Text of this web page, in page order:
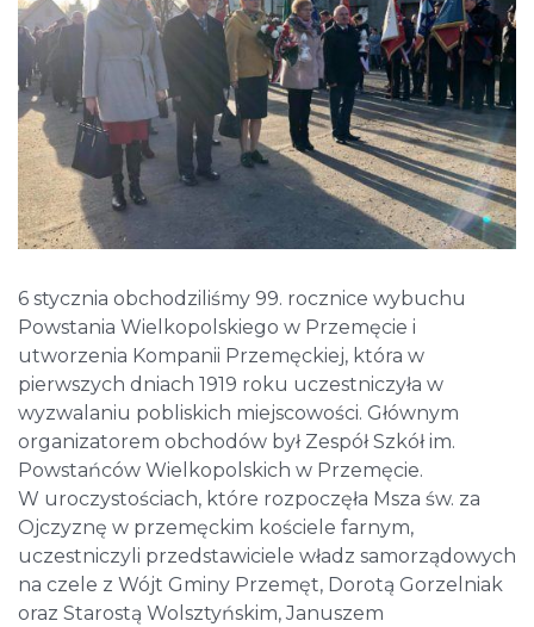
6 stycznia obchodziliśmy 99. rocznice wybuchu
Powstania Wielkopolskiego w Przemęcie i
utworzenia Kompanii Przemęckiej, która w
pierwszych dniach 1919 roku uczestniczyła w
wyzwalaniu pobliskich miejscowości. Głównym
organizatorem obchodów był Zespół Szkół im.
Powstańców Wielkopolskich w Przemęcie.
W uroczystościach, które rozpoczęła Msza św. za
Ojczyznę w przemęckim kościele farnym,
uczestniczyli przedstawiciele władz samorządowych
na czele z Wójt Gminy Przemęt, Dorotą Gorzelniak
oraz Starostą Wolsztyńskim, Januszem